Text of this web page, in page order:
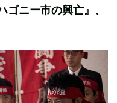
ニー市の興亡』、